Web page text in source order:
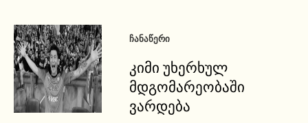
ᲩᲐᲜᲐᲬᲔᲠᲘ
კიმი უხერხულ
მდგომარეობაში
ვარდება